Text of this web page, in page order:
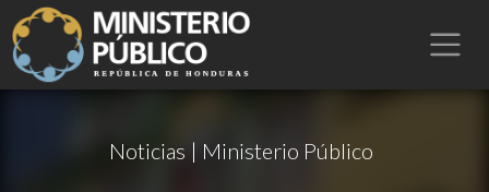
Noticias | Ministerio Público